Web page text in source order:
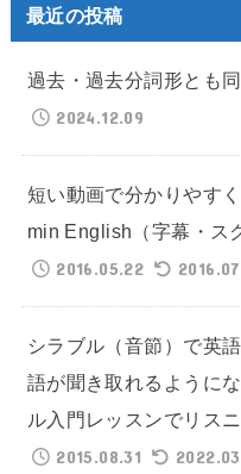
最近の投稿
過去・過去分詞形とも
2024.12.09
短い動画で分かりやす
min English（字幕・ス
2016.05.22
シラブル（音節）で英
語が聞き取れるように
ル入門レッスンでリス
2015.08.31